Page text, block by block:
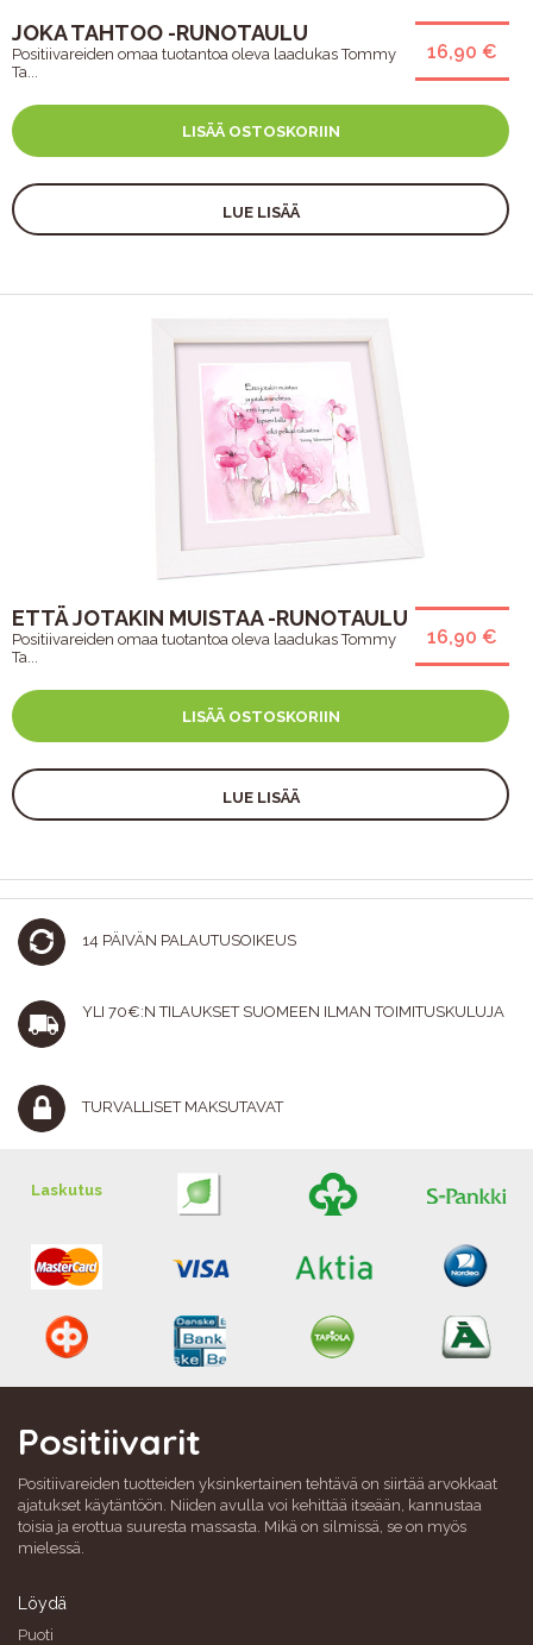
16,90 €
JOKA TAHTOO -RUNOTAULU
Positiivareiden omaa tuotantoa oleva laadukas Tommy
Ta...
LISÄÄ OSTOSKORIIN
LUE LISÄÄ
16,90 €
ETTÄ JOTAKIN MUISTAA -RUNOTAULU
Positiivareiden omaa tuotantoa oleva laadukas Tommy
Ta...
LISÄÄ OSTOSKORIIN
LUE LISÄÄ
14 PÄIVÄN PALAUTUSOIKEUS
YLI 70€:N TILAUKSET SUOMEEN ILMAN TOIMITUSKULUJA
TURVALLISET MAKSUTAVAT
Laskutus
Positiivarit
Positiivareiden tuotteiden yksinkertainen tehtävä on siirtää arvokkaat
ajatukset käytäntöön. Niiden avulla voi kehittää itseään, kannustaa
toisia ja erottua suuresta massasta. Mikä on silmissä, se on myös
mielessä.
Löydä
Puoti